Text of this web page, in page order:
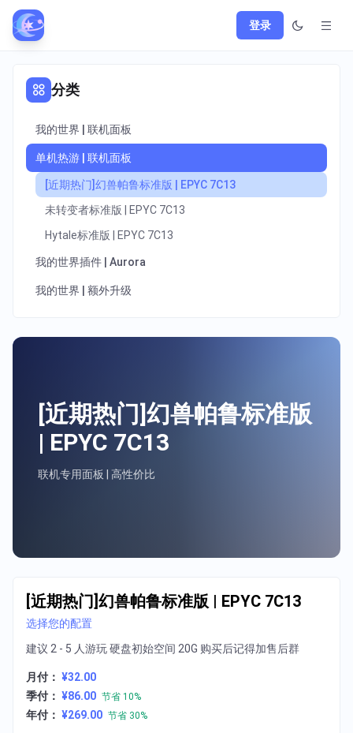
登录
分类
我的世界 | 联机面板
单机热游 | 联机面板
[近期热门]幻兽帕鲁标准版 | EPYC 7C13
未转变者标准版 | EPYC 7C13
Hytale标准版 | EPYC 7C13
我的世界插件 | Aurora
我的世界 | 额外升级
[近期热门]幻兽帕鲁标准版
| EPYC 7C13
联机专用面板 | 高性价比
[近期热门]幻兽帕鲁标准版 | EPYC 7C13
选择您的配置
建议 2 - 5 人游玩 硬盘初始空间 20G 购买后记得加售后群
月付： ¥32.00
季付： ¥86.00 节省 10%
年付： ¥269.00 节省 30%